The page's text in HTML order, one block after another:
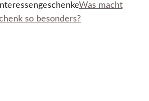
Was macht
so besonders?